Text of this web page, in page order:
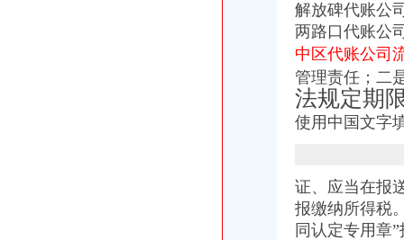
重庆市南岸区南坪江南大道7号（浪高国际广场（亮阁））、渝中区
重庆代理记账-重庆工商代办电话价格-重庆营业执照代办-重庆注册公司-
重庆市渝中区中山一路148号第四层商业用房拍卖公告_新浪重庆今荣_
充移动话费100厂家_充移动话费100公司-阿里巴巴公司黄页
泰州代账,泰州代账会计,泰州代账公司,泰州会计代账,泰州优正会
代账会计虚开发票上千万每月工资仅几百|增值税|会计|发票_新浪新闻
沈代账会计_代办营业执照注册_沈代账公司_沈瑞亚会计服务有
池州财务公司|池州代账公司|池州会计公司|池州嘉禾财务咨询有限公司
解放碑代账公
两路口代账公
中区代账公司
管理责任；二
法规定期
使用中国文字
证、应当在报
报缴纳所得税
同认定专用章